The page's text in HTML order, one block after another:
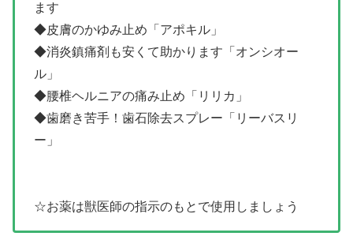
ます
◆皮膚のかゆみ止め「アポキル」
◆消炎鎮痛剤も安くて助かります「オンシオー
ル」
◆腰椎ヘルニアの痛み止め「リリカ」
◆歯磨き苦手！歯石除去スプレー「リーバスリ
ー」
☆お薬は獣医師の指示のもとで使用しましょう